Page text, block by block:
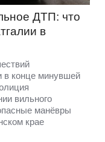
ДТП: что
в
в конце минувшей
вильного
манёвры
крае